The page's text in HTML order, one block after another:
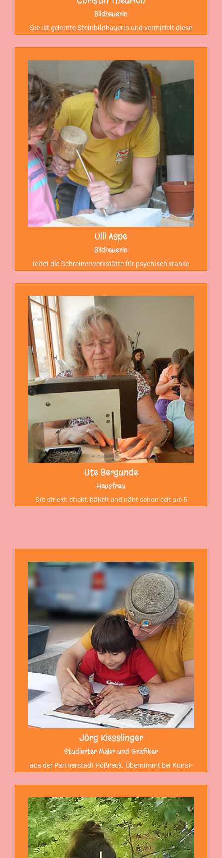
Bildhauerin
Sie ist gelernte Steinbildhauerin und vermittelt diese
klassische Kunsttechnik auch den Jüngsten.
Ulli Aspe
Bildhauerin
leitet die Schreinerwerkstätte für psychisch kranke
Menschen in Kirchehrenbach. Bei uns in der Werkstatt
übernimmt sie Stein-, Holz- und
Ute Bergunde
Hausfrau
Sie strickt, stickt, häkelt und näht schon seit sie 5
Jahre alt ist und betreut alle Handarbeiten mit
Jörg Kiesslinger
Studierter Maler und Grafiker
aus der Partnerstadt Pößneck. Übernimmt bei Kunst-
und Kulturfestivals die Radierpresse und druckt mit
Jung und Alt.